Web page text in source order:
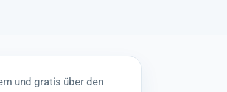
und gratis über den